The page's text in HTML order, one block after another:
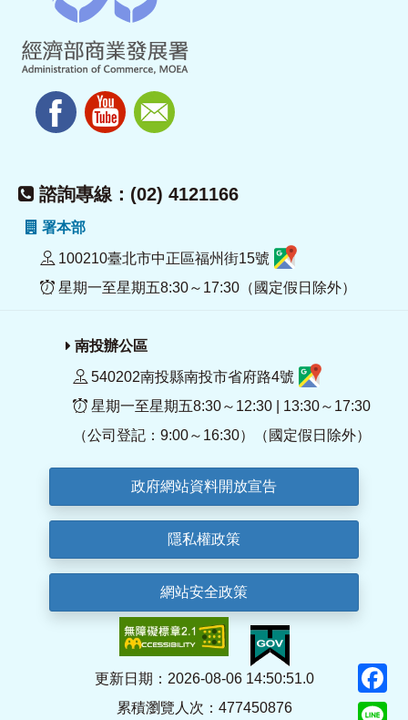
諮詢專線：(02) 4121166
署本部
100210臺北市中正區福州街15號
星期一至星期五8:30～17:30（國定假日除外）
南投辦公區
540202南投縣南投市省府路4號
星期一至星期五8:30～12:30 | 13:30～17:30
（公司登記：9:00～16:30）（國定假日除外）
政府網站資料開放宣告
隱私權政策
網站安全政策
更新日期：2026-08-06 14:50:51.0
累積瀏覽人次：477450876